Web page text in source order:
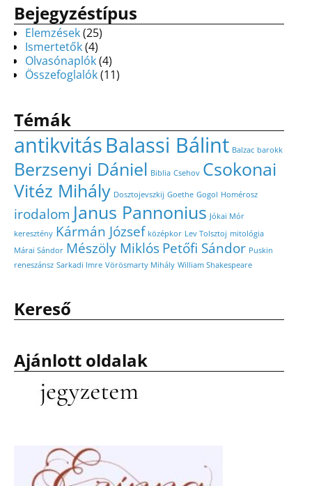
Bejegyzéstípus
Elemzések(25)
Ismertetők(4)
Olvasónaplók(4)
Összefoglalók(11)
Témák
antikvitásBalassi Bálint Balzac barokk
Berzsenyi Dániel Biblia Csehov Csokonai
Vitéz Mihály Dosztojevszkij Goethe Gogol Homérosz
irodalom Janus Pannonius Jókai Mór
keresztény Kármán József középkor Lev Tolsztoj mitológia
Márai Sándor Mészöly MiklósPetőfi Sándor Puskin
reneszánsz Sarkadi Imre Vörösmarty Mihály William Shakespeare
Kereső
Ajánlott oldalak